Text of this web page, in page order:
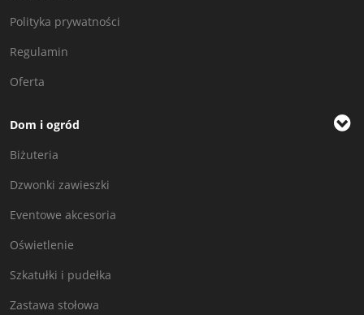
Polityka prywatności
Regulamin
Oferta
Dom i ogród
Biżuteria
Dzwonki zawieszki
Eventowe akcesoria
Oświetlenie
Szkatułki i pudełka
Zastawa stołowa